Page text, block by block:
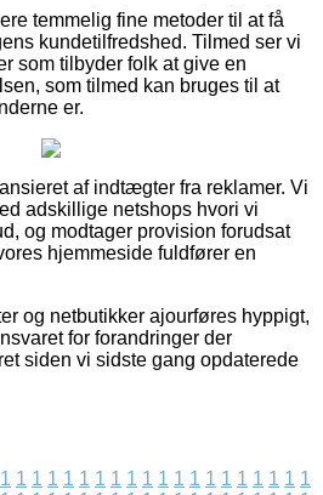
temmelig fine metoder til at få
kundetilfredshed. Tilmed ser vi
som tilbyder folk at give en
som tilmed kan bruges til at
er.
af indtægter fra reklamer. Vi
adskillige netshops hvori vi
og modtager provision forudsat
hjemmeside fuldfører en
og netbutikker ajourføres hyppigt,
for forandringer der
siden vi sidste gang opdaterede
1 1 1 1 1 1 1 1 1 1 1 1 1 1 1 1 1 1 1 1